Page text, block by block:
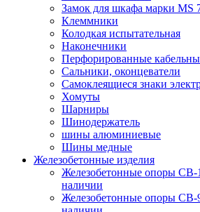
Замок для шкафа марки MS
Клеммники
Колодкая испытательная
Наконечники
Перфорированные
Сальники, оконцеватели
Самоклеящиеся знаки
Хомуты
Шарниры
Шинодержатель
шины алюминиевые
Шины медные
Железобетонные изделия
Железобетонные опоры СВ-
наличии
Железобетонные опоры СВ-